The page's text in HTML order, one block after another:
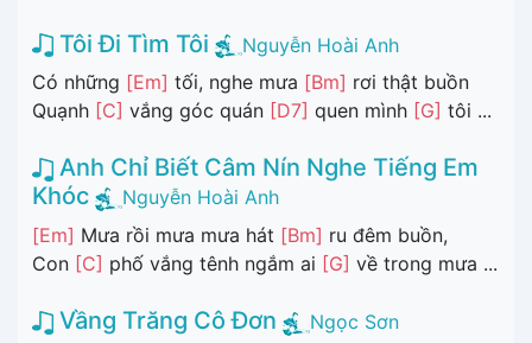
Tôi Đi Tìm Tôi
Nguyễn Hoài Anh
Có những [Em] tối, nghe mưa [Bm] rơi thật buồn
Quạnh [C] vắng góc quán [D7] quen mình [G] tôi ...
Anh Chỉ Biết Câm Nín Nghe Tiếng Em
Khóc
Nguyễn Hoài Anh
[Em] Mưa rồi mưa mưa hát [Bm] ru đêm buồn,
Con [C] phố vắng tênh ngắm ai [G] về trong mưa ...
Vầng Trăng Cô Đơn
Ngọc Sơn